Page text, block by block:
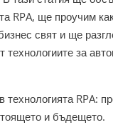
RPA, ще проучим
свят и ще
технологиите за
RPA:
и бъдещето.